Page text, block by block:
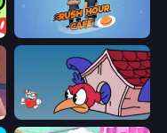
Rush Hour Cafe
Cuphead